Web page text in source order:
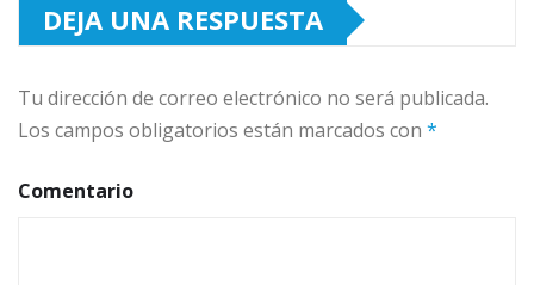
DEJA UNA RESPUESTA
Tu dirección de correo electrónico no será publicada.
Los campos obligatorios están marcados con *
Comentario